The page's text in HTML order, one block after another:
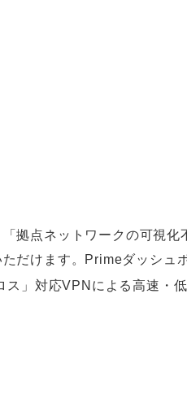
拠点ネットワークの可視
だけます。Primeダッシ
」対応VPNによる高速・低